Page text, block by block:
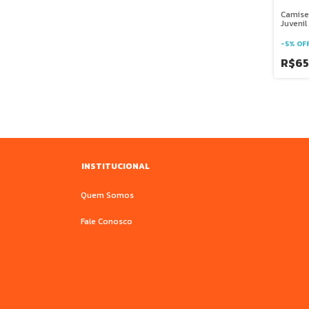
-5%
INSTITUCIONAL
Quem Somos
Fale Conosco